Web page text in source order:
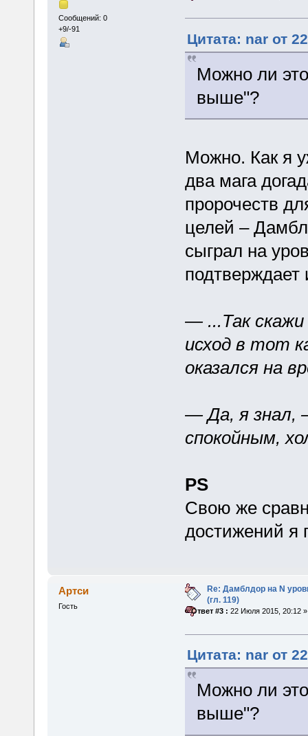
Сообщений: 0
+9/-91
Цитата: nar от
Можно ли
выше"?
Можно. Как я
два мага
пророчеств
целей –
сыграл на
— ...Так
исход в тот
оказался на
— Да, я знал,
спокойным,
PS
Свою же
достижений я
Артси
Гость
Re: Дамблдор на N
(гл. 119)
«Ответ #3 : 22 Июля 2015, 20:12 »
Цитата: nar от
Можно ли
выше"?